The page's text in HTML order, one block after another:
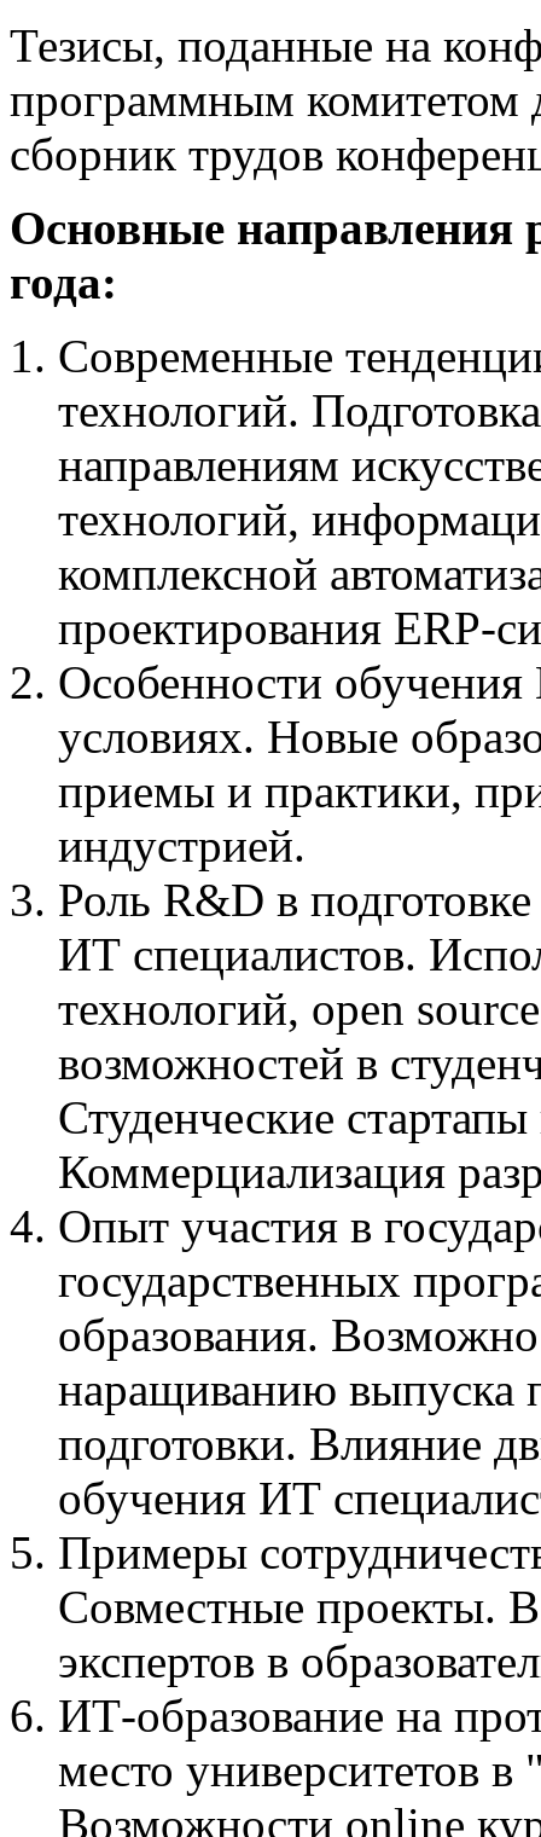
Тезисы, поданные на
программным комитетом
сборник трудов
Основные направления
года:
Современные
технологий.
направлениям
технологий,
комплексной
проектирования ERP-
Особенности
условиях. Новые
приемы и практики,
индустрией.
Роль R&D в
ИТ специалистов.
технологий, open
возможностей в
Студенческие
Коммерциализация
Опыт участия в
государственных
образования.
наращиванию выпуска
подготовки. Влияние
обучения ИТ
Примеры
Совместные проекты.
экспертов в
ИТ-образование на
место университетов
Возможности online